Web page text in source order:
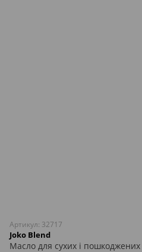
Артикул: 32717
Joko Blend
Масло для сухих і